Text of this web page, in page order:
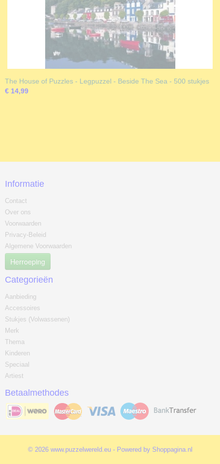
The House of Puzzles - Legpuzzel - Beside The Sea - 500 stukjes
€ 14,99
Informatie
Contact
Over ons
Voorwaarden
Privacy-Beleid
Algemene Voorwaarden
Herroeping
Categorieën
Aanbieding
Accessoires
Stukjes (Volwassenen)
Merk
Thema
Kinderen
Speciaal
Artiest
Betaalmethodes
© 2026 www.puzzelwereld.eu - Powered by Shoppagina.nl